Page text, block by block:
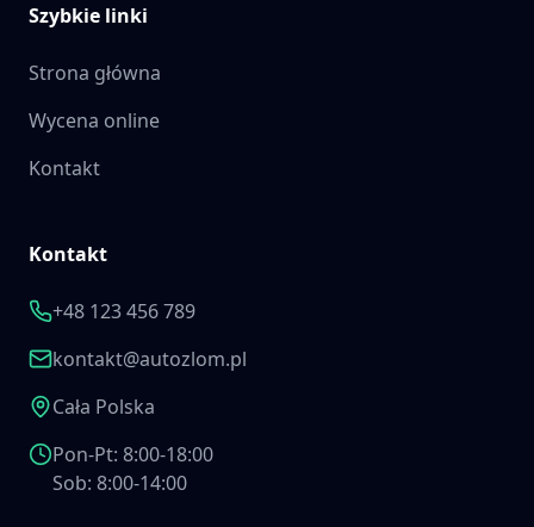
Szybkie linki
Strona główna
Wycena online
Kontakt
Kontakt
+48 123 456 789
kontakt@autozlom.pl
Cała Polska
Pon-Pt: 8:00-18:00
Sob: 8:00-14:00